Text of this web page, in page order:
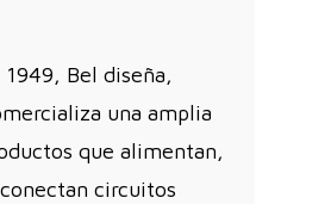
1949, Bel diseña,
una amplia
que alimentan,
circuitos